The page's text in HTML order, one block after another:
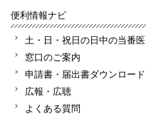
便利情報ナビ
土・日・祝日の日中の当番医
窓口のご案内
申請書・届出書ダウンロード
広報・広聴
よくある質問